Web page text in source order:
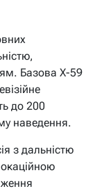
Базова Х-59
до 200
наведення.
з дальністю